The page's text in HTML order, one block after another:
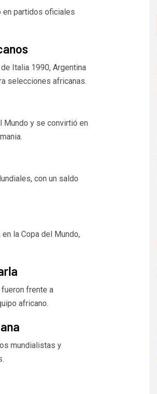
en partidos oficiales
Italia 1990, Argentina
selecciones africanas.
Mundo y se convirtió en
con un saldo
la Copa del Mundo,
frente a
africano.
mundialistas y